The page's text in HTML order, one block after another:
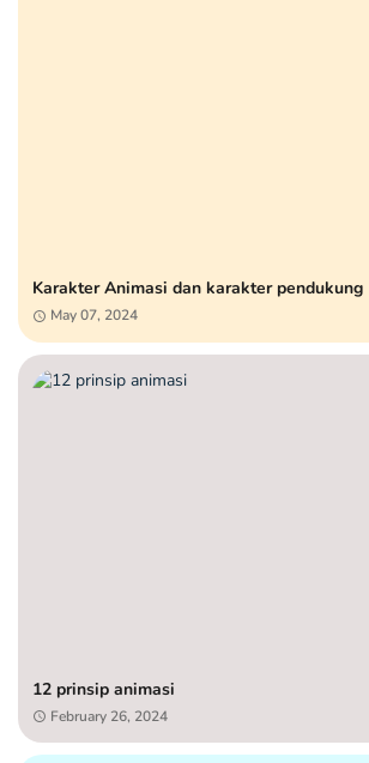
Karakter Animasi dan karakter pendukung
May 07, 2024
12 prinsip animasi
February 26, 2024